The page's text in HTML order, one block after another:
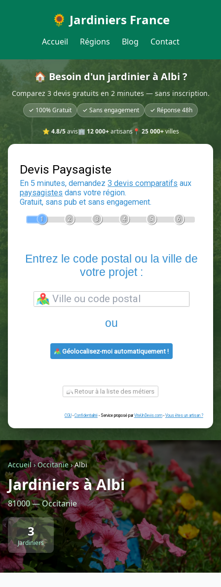
🌻 Jardiniers France
Accueil Régions Blog Contact
🏠 Besoin d'un jardinier à Albi ?
Comparez 3 devis gratuits en 2 minutes — sans inscription.
✓ 100% Gratuit ✓ Sans engagement ✓ Réponse 48h
⭐ 4.8/5avis🏢 12 000+artisans📍 25 000+villes
Devis Paysagiste
En 5 minutes, demandez3 devis comparatifs
votre projet :
ou
Géolocalisez-moi automatiquement !
Retour à la liste des métiers
CGU-Confidentialité- Service proposé par ViteUnDevis.com-Vous
Accueil›Occitanie›Albi
Jardiniers à Albi
81000 — Occitanie
3
Jardiniers